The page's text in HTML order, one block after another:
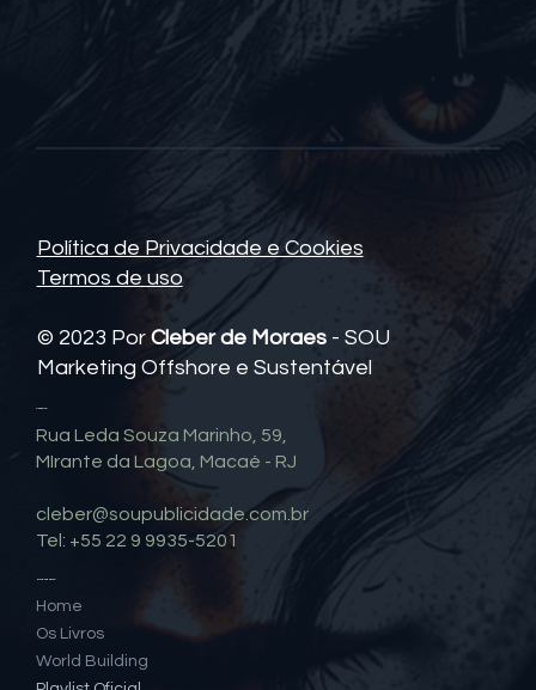
Política de Privacidade e Cookies
Termos de uso
© 2023 Por Cleber de Moraes- SOU
Marketing Offshore e Sustentável
Mapa do Site
Home
Os Livros
World Building
Contato
Rua Leda Souza Marinho, 59,
MIrante da Lagoa, Macaé - RJ
cleber@soupublicidade.com.br
Tel: +55 22 9 9935-5201